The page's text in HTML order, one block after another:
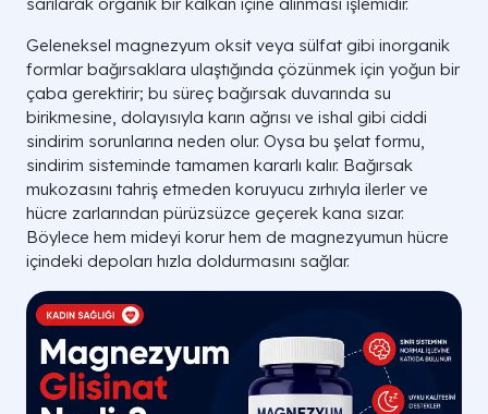
Geleneksel magnezyum oksit veya sülfat gibi inorganik
formlar bağırsaklara ulaştığında çözünmek için yoğun bir
çaba gerektirir; bu süreç bağırsak duvarında su
birikmesine, dolayısıyla karın ağrısı ve ishal gibi ciddi
sindirim sorunlarına neden olur. Oysa bu şelat formu,
sindirim sisteminde tamamen kararlı kalır. Bağırsak
mukozasını tahriş etmeden koruyucu zırhıyla ilerler ve
hücre zarlarından pürüzsüzce geçerek kana sızar.
Böylece hem mideyi korur hem de magnezyumun hücre
içindeki depoları hızla doldurmasını sağlar.